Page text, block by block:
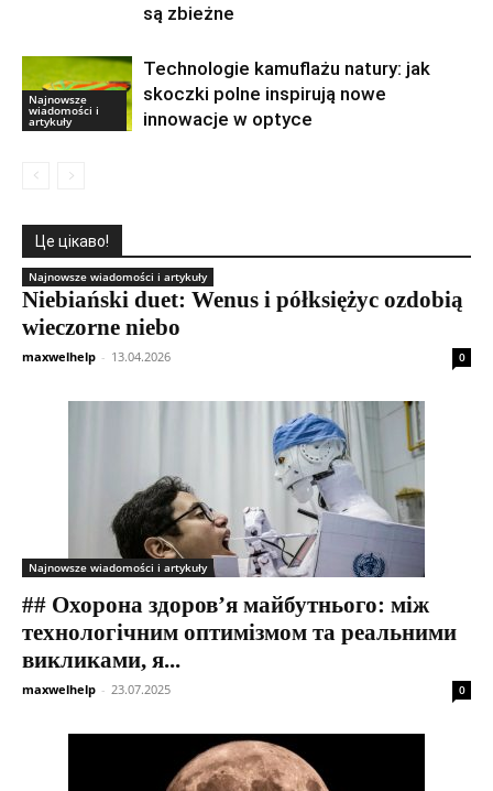
są zbieżne
Najnowsze
wiadomości i
artykuły
Technologie kamuflażu natury: jak
skoczki polne inspirują nowe
innowacje w optyce
Це цікаво!
Najnowsze wiadomości i artykuły
Niebiański duet: Wenus i półksiężyc ozdobią
wieczorne niebo
maxwelhelp - 13.04.2026 0
Najnowsze wiadomości i artykuły
## Охорона здоров’я майбутнього: між
технологічним оптимізмом та реальними
викликами, я...
maxwelhelp - 23.07.2025 0